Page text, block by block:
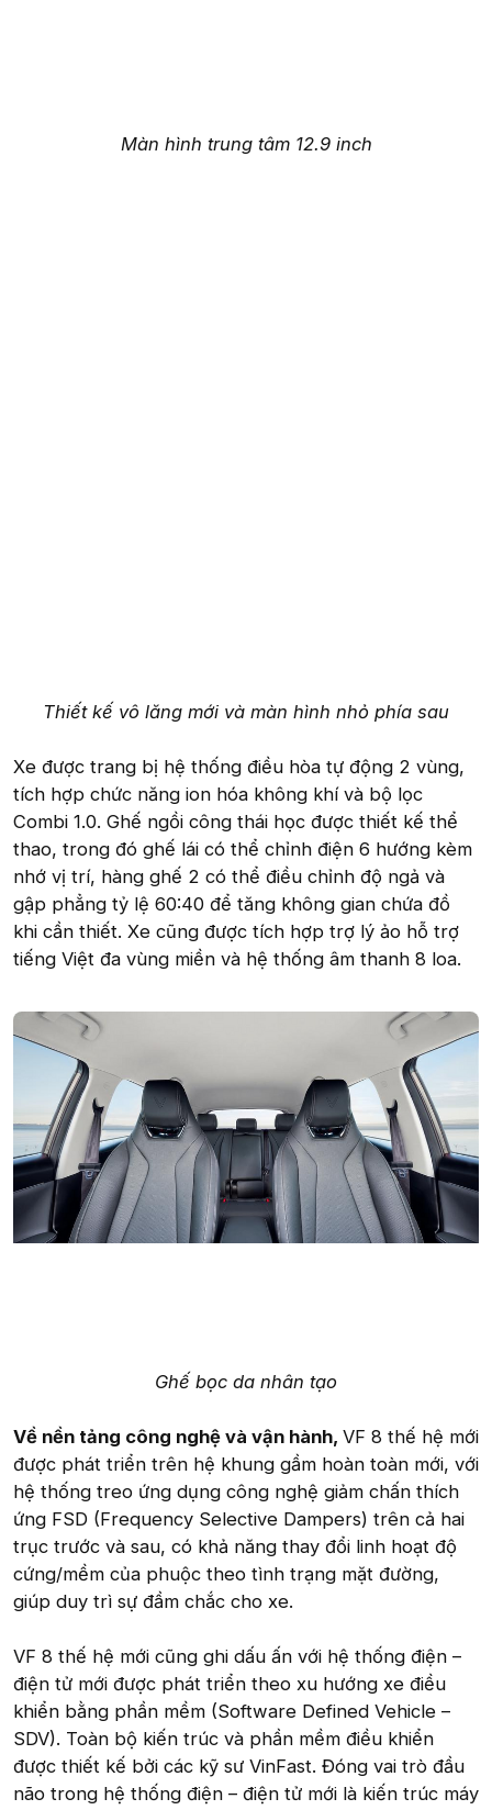
Màn hình trung tâm 12.9 inch
Thiết kế vô lăng mới và màn hình nhỏ phía sau
Xe được trang bị hệ thống điều hòa tự động 2 vùng,
tích hợp chức năng ion hóa không khí và bộ lọc
Combi 1.0. Ghế ngồi công thái học được thiết kế thể
thao, trong đó ghế lái có thể chỉnh điện 6 hướng kèm
nhớ vị trí, hàng ghế 2 có thể điều chỉnh độ ngả và
gập phẳng tỷ lệ 60:40 để tăng không gian chứa đồ
khi cần thiết. Xe cũng được tích hợp trợ lý ảo hỗ trợ
tiếng Việt đa vùng miền và hệ thống âm thanh 8 loa.
Ghế bọc da nhân tạo
Về nền tảng công nghệ và vận hành, VF 8 thế hệ mới
được phát triển trên hệ khung gầm hoàn toàn mới, với
hệ thống treo ứng dụng công nghệ giảm chấn thích
ứng FSD (Frequency Selective Dampers) trên cả hai
trục trước và sau, có khả năng thay đổi linh hoạt độ
cứng/mềm của phuộc theo tình trạng mặt đường,
giúp duy trì sự đầm chắc cho xe.
VF 8 thế hệ mới cũng ghi dấu ấn với hệ thống điện –
điện tử mới được phát triển theo xu hướng xe điều
khiển bằng phần mềm (Software Defined Vehicle –
SDV). Toàn bộ kiến trúc và phần mềm điều khiển
được thiết kế bởi các kỹ sư VinFast. Đóng vai trò đầu
não trong hệ thống điện – điện tử mới là kiến trúc máy